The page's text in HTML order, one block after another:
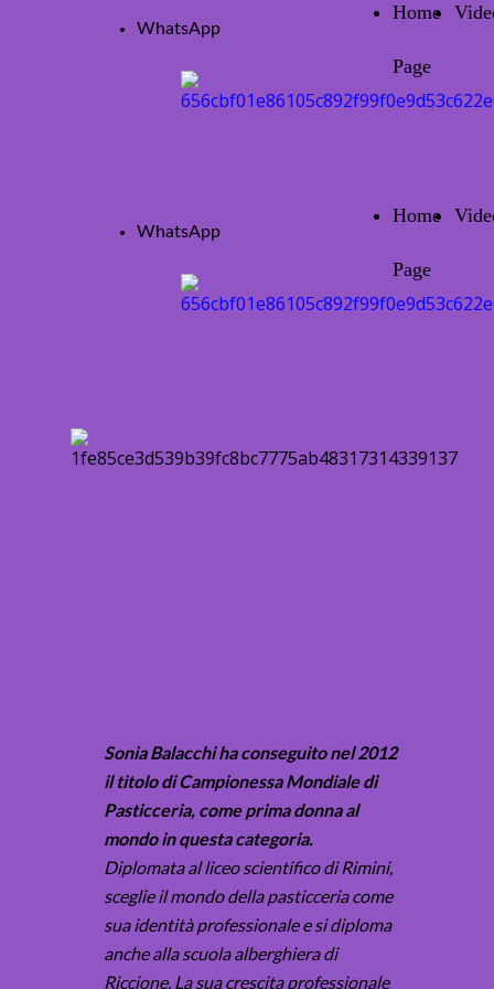
Home
Page
WhatsApp
Home
Page
WhatsApp
Sonia Balacchi ha conseguito nel 2012
il titolo di Campionessa Mondiale di
Pasticceria, come prima donna al
mondo in questa categoria.
Diplomata al liceo scientifico di Rimini,
sceglie il mondo della pasticceria come
sua identità professionale e si diploma
anche alla scuola alberghiera di
Riccione. La sua crescita professionale